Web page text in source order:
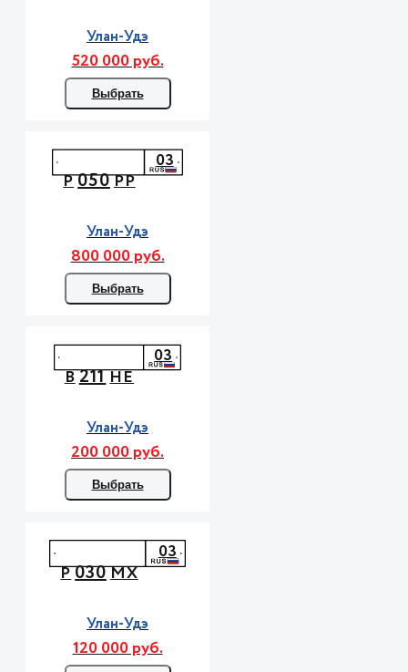
Улан-Удэ
520 000 руб.
Выбрать
Р050РР
03
Улан-Удэ
800 000 руб.
Выбрать
В211НЕ
03
Улан-Удэ
200 000 руб.
Выбрать
Р030МХ
03
Улан-Удэ
120 000 руб.